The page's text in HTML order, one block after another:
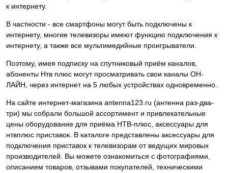
к интернету.
В частности - все смартфоны могут быть подключены к
интернету, многие телевизоры имеют функцию подключения к
интернету, а также все мультимедийные проигрыватели.
Поэтому, имея подписку на спутниковый приём каналов,
абоненты Нтв плюс могут просматривать свои каналы ОН-
ЛАЙН, через интернет на 5 любых устройствах одновременно.
На сайте интернет-магазина antenna123.ru (антенна раз-два-
три) мы собрали большой ассортимент и привлекательные
цены оборудование для приёма НТВ-плюс, аксессуары для
нтвплюс приставок. В каталоге представлены аксессуары для
подключения приставок к телевизорам от ведущих мировых
производителей. Вы можете ознакомиться с фотографиями,
описанием товаров, отзывами покупателей, техническими